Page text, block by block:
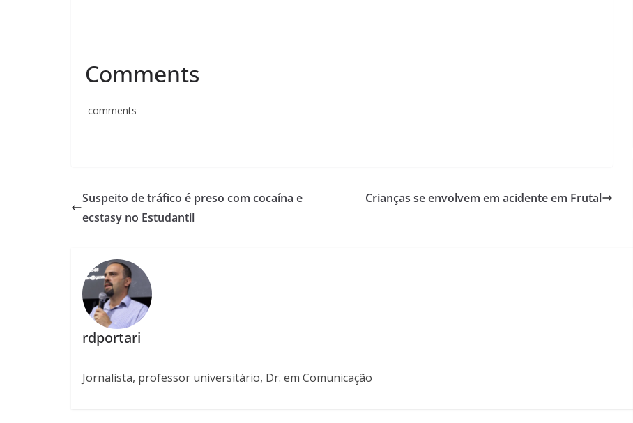
Comments
comments
Suspeito de tráfico é preso com cocaína e
ecstasy no Estudantil
Crianças se envolvem em acidente em Frutal
rdportari
Jornalista, professor universitário, Dr. em Comunicação